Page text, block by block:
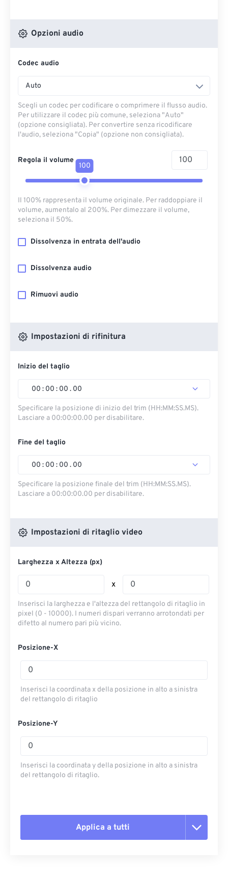
Opzioni audio
Codec audio
Auto
Scegli un codec per codificare o comprimere il flusso audio.
Per utilizzare il codec più comune, seleziona "Auto"
(opzione consigliata). Per convertire senza ricodificare
l'audio, seleziona "Copia" (opzione non consigliata).
Regola il volume
100
Il 100% rappresenta il volume originale. Per raddoppiare il
volume, aumentalo al 200%. Per dimezzare il volume,
seleziona il 50%.
Dissolvenza in entrata dell'audio
Dissolvenza audio
Rimuovi audio
Impostazioni di rifinitura
Inizio del taglio
00 : 00 : 00 . 00
Specificare la posizione di inizio del trim (HH:MM:SS.MS).
Lasciare a 00:00:00.00 per disabilitare.
Fine del taglio
00 : 00 : 00 . 00
Specificare la posizione finale del trim (HH:MM:SS.MS).
Lasciare a 00:00:00.00 per disabilitare.
Impostazioni di ritaglio video
Larghezza x Altezza (px)
x
Inserisci la larghezza e l'altezza del rettangolo di ritaglio in
pixel (0 - 10000). I numeri dispari verranno arrotondati per
difetto al numero pari più vicino.
Posizione-X
Inserisci la coordinata x della posizione in alto a sinistra
del rettangolo di ritaglio
Posizione-Y
Inserisci la coordinata y della posizione in alto a sinistra
del rettangolo di ritaglio.
Applica a tutti